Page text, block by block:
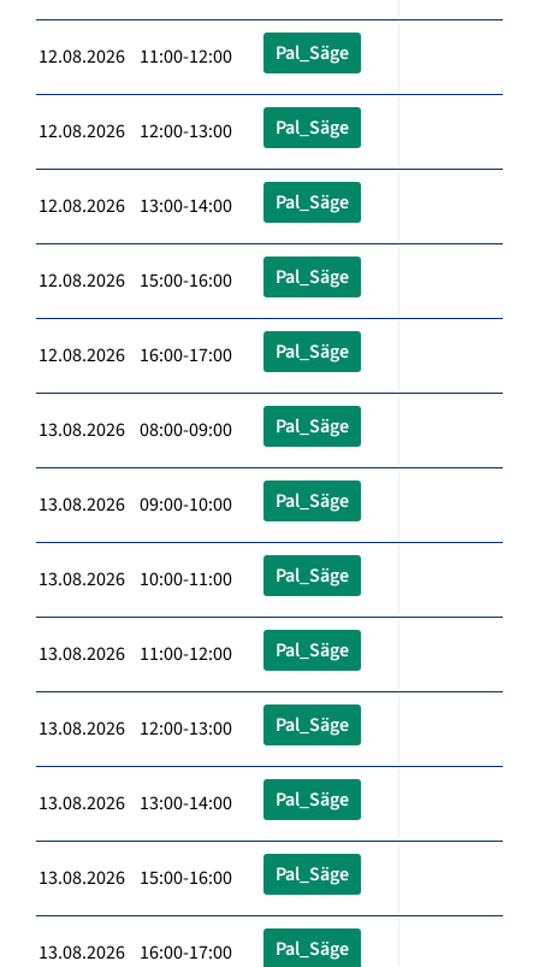
12.08.2026 11:00-12:00 Pal_Säge
12.08.2026 12:00-13:00 Pal_Säge
12.08.2026 13:00-14:00 Pal_Säge
12.08.2026 15:00-16:00 Pal_Säge
12.08.2026 16:00-17:00 Pal_Säge
13.08.2026 08:00-09:00 Pal_Säge
13.08.2026 09:00-10:00 Pal_Säge
13.08.2026 10:00-11:00 Pal_Säge
13.08.2026 11:00-12:00 Pal_Säge
13.08.2026 12:00-13:00 Pal_Säge
13.08.2026 13:00-14:00 Pal_Säge
13.08.2026 15:00-16:00 Pal_Säge
13.08.2026 16:00-17:00 Pal_Säge